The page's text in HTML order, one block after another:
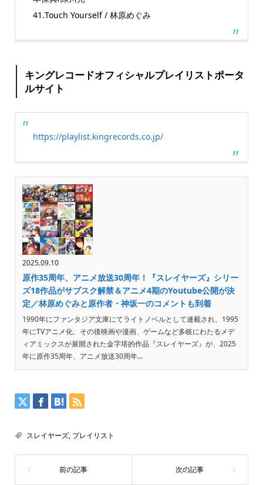
41.Touch Yourself / 林原めぐみ
キングレコードオフィシャルプレイリストポータ
ルサイト
https://playlist.kingrecords.co.jp/
2025.09.10
原作35周年、アニメ放送30周年！『スレイヤーズ』シリー
ズ18作品がサブスク解禁＆アニメ4期のYoutube公開が決
定／林原めぐみと原作者・神坂一のコメントも到着
1990年にファンタジア文庫にてライトノベルとして連載され、1995
年にTVアニメ化、その後映画や漫画、ゲームなど多岐にわたるメデ
ィアミックスが展開された金字塔的作品『スレイヤーズ』が、2025
年に原作35周年、アニメ放送30周年...
スレイヤーズ, プレイリスト